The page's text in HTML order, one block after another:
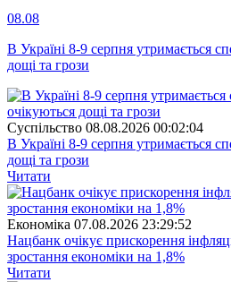
08.08
В Україні 8-9 серпня утримається
дощі та грози
Суспiльство 08.08.2026 00:02:04
В Україні 8-9 серпня утримається
дощі та грози
Читати
Економіка 07.08.2026 23:29:52
Нацбанк очікує прискорення
зростання економіки на 1,8%
Читати